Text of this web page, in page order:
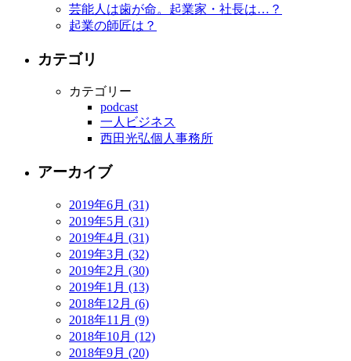
芸能人は歯が命。起業家・社長は…？
起業の師匠は？
カテゴリ
カテゴリー
podcast
一人ビジネス
西田光弘個人事務所
アーカイブ
2019年6月 (31)
2019年5月 (31)
2019年4月 (31)
2019年3月 (32)
2019年2月 (30)
2019年1月 (13)
2018年12月 (6)
2018年11月 (9)
2018年10月 (12)
2018年9月 (20)